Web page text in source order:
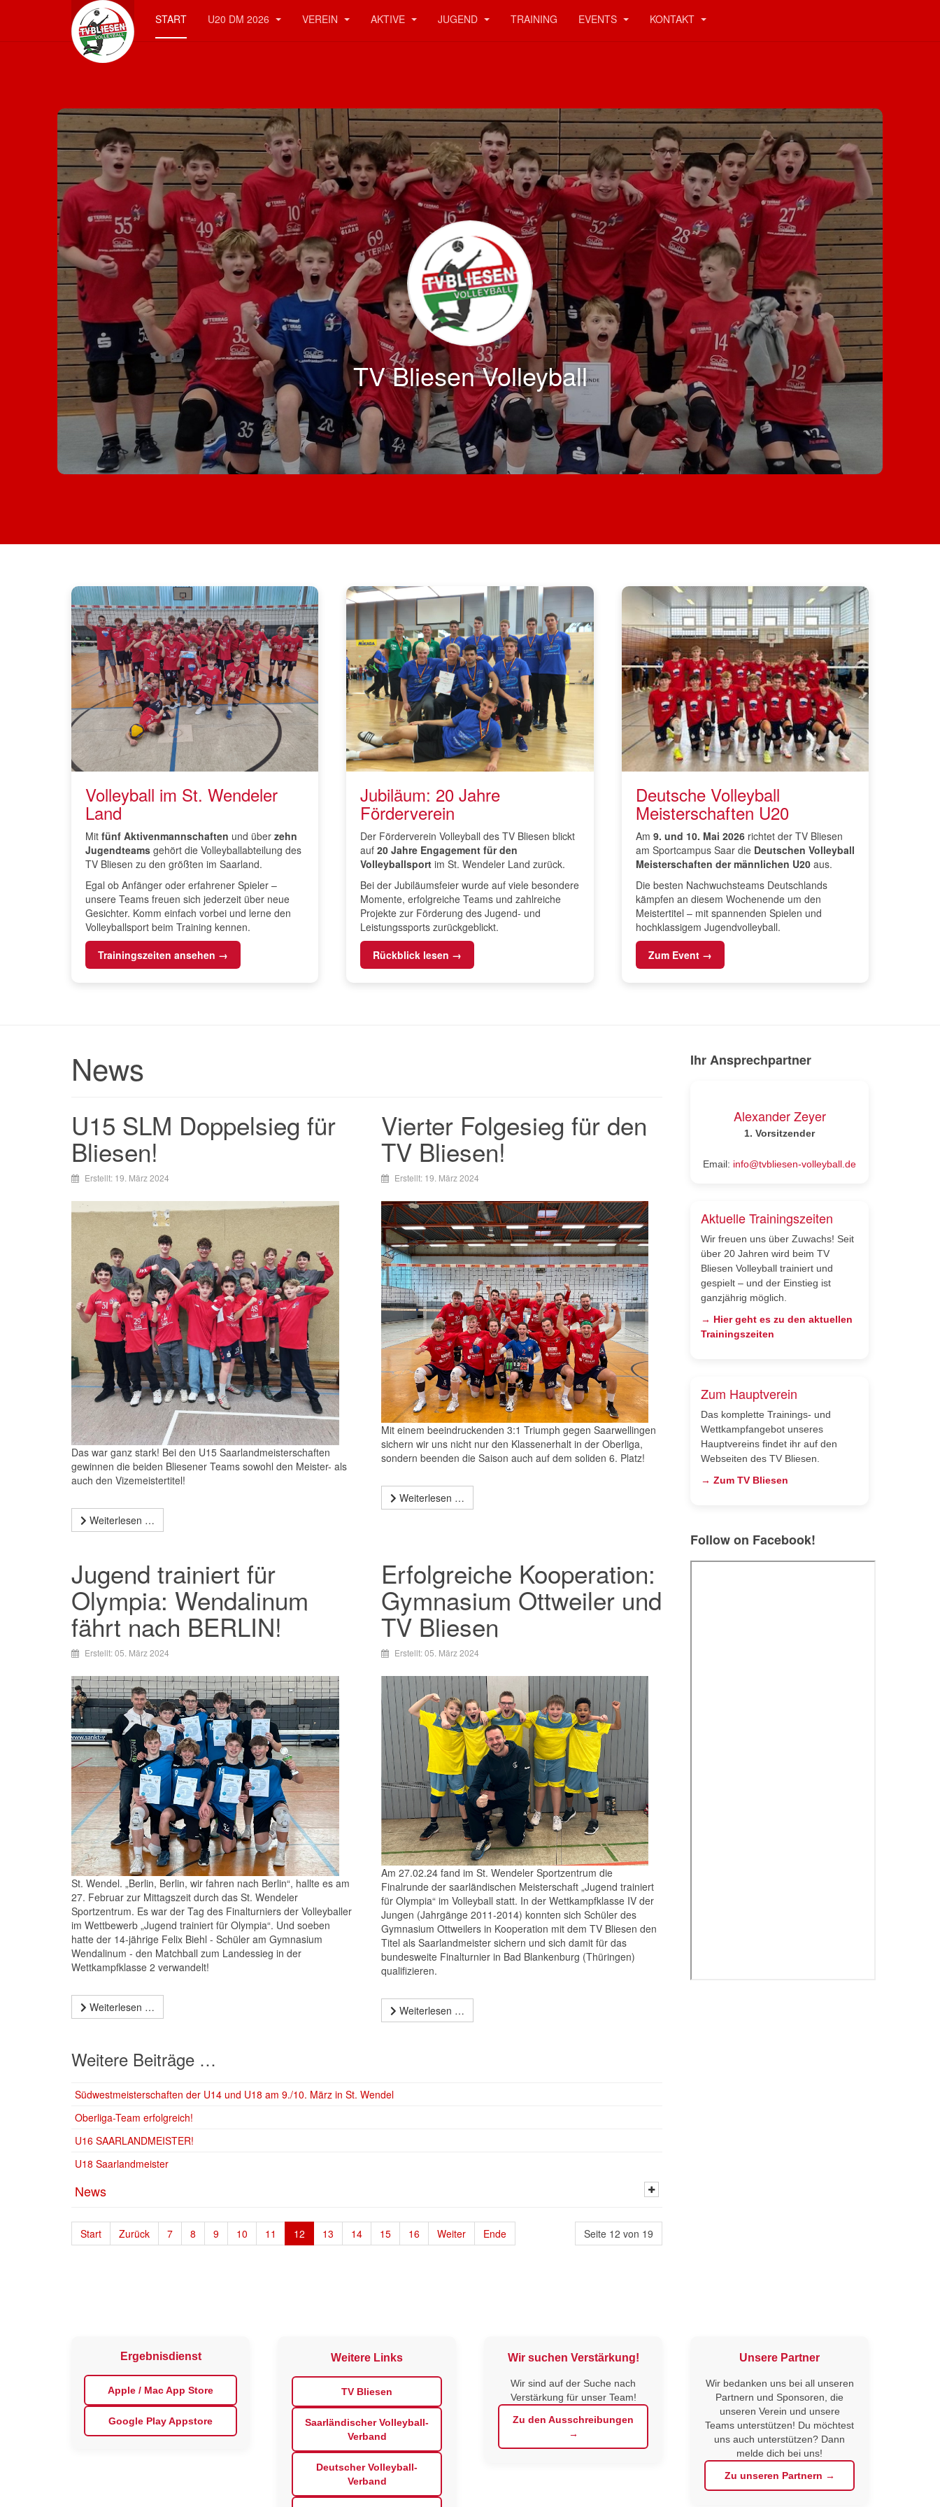
START U20 DM 2026 VEREIN AKTIVE JUGEND TRAINING EVENTS KONTAKT
TV Bliesen Volleyball
Volleyball im St. Wendeler
Land
Mit fünf Aktivenmannschaften und über zehn
Jugendteams gehört die Volleyballabteilung des
TV Bliesen zu den größten im Saarland.
Egal ob Anfänger oder erfahrener Spieler –
unsere Teams freuen sich jederzeit über neue
Gesichter. Komm einfach vorbei und lerne den
Volleyballsport beim Training kennen.
Trainingszeiten ansehen →
Jubiläum: 20 Jahre
Förderverein
Der Förderverein Volleyball des TV Bliesen blickt
auf20 Jahre Engagement für den
Volleyballsport im St. Wendeler Land zurück.
Bei der Jubiläumsfeier wurde auf viele besondere
Momente, erfolgreiche Teams und zahlreiche
Projekte zur Förderung des Jugend- und
Leistungssports zurückgeblickt.
Rückblick lesen →
Deutsche Volleyball
Meisterschaften U20
Am 9. und 10. Mai 2026richtet der TV Bliesen
am Sportcampus Saar die Deutschen Volleyball
Meisterschaften der männlichen U20aus.
Die besten Nachwuchsteams Deutschlands
kämpfen an diesem Wochenende um den
Meistertitel – mit spannenden Spielen und
hochklassigem Jugendvolleyball.
Zum Event →
News
U15 SLM Doppelsieg für
Bliesen!
Erstellt: 19. März 2024
Das war ganz stark! Bei den U15 Saarlandmeisterschaften
gewinnen die beiden Bliesener Teams sowohl den Meister- als
auch den Vizemeistertitel!
Weiterlesen …
Vierter Folgesieg für den
TV Bliesen!
Erstellt: 19. März 2024
Mit einem beeindruckenden 3:1 Triumph gegen Saarwellingen
sichern wir uns nicht nur den Klassenerhalt in der Oberliga,
sondern beenden die Saison auch auf dem soliden 6. Platz!
Weiterlesen …
Jugend trainiert für
Olympia: Wendalinum
fährt nach BERLIN!
Erstellt: 05. März 2024
St. Wendel. „Berlin, Berlin, wir fahren nach Berlin“, hallte es am
27. Februar zur Mittagszeit durch das St. Wendeler
Sportzentrum. Es war der Tag des Finalturniers der Volleyballer
im Wettbewerb „Jugend trainiert für Olympia“. Und soeben
hatte der 14-jährige Felix Biehl - Schüler am Gymnasium
Wendalinum - den Matchball zum Landessieg in der
Wettkampfklasse 2 verwandelt!
Weiterlesen …
Erfolgreiche Kooperation:
Gymnasium Ottweiler und
TV Bliesen
Erstellt: 05. März 2024
Am 27.02.24 fand im St. Wendeler Sportzentrum die
Finalrunde der saarländischen Meisterschaft „Jugend trainiert
für Olympia“ im Volleyball statt. In der Wettkampfklasse IV der
Jungen (Jahrgänge 2011-2014) konnten sich Schüler des
Gymnasium Ottweilers in Kooperation mit dem TV Bliesen den
Titel als Saarlandmeister sichern und sich damit für das
bundesweite Finalturnier in Bad Blankenburg (Thüringen)
qualifizieren.
Weiterlesen …
Weitere Beiträge …
Südwestmeisterschaften der U14 und U18 am 9./10. März in St. Wendel
Oberliga-Team erfolgreich!
U16 SAARLANDMEISTER!
U18 Saarlandmeister
News
Seite 12 von 19
Start Zurück 7 8 9 10 11 12 13 14 15 16 Weiter Ende
Ihr Ansprechpartner
Alexander Zeyer
1. Vorsitzender
Email: info@tvbliesen-volleyball.de
Aktuelle Trainingszeiten
Wir freuen uns über Zuwachs! Seit
über 20 Jahren wird beim TV
Bliesen Volleyball trainiert und
gespielt – und der Einstieg ist
ganzjährig möglich.
→ Hier geht es zu den aktuellen
Trainingszeiten
Zum Hauptverein
Das komplette Trainings- und
Wettkampfangebot unseres
Hauptvereins findet ihr auf den
Webseiten des TV Bliesen.
→ Zum TV Bliesen
Follow on Facebook!
Ergebnisdienst
Apple / Mac App Store
Google Play Appstore
Weitere Links
TV Bliesen
Saarländischer Volleyball-
Verband
Deutscher Volleyball-
Verband
Wir suchen Verstärkung!
Wir sind auf der Suche nach
Verstärkung für unser Team!
Zu den Ausschreibungen
→
Unsere Partner
Wir bedanken uns bei all unseren
Partnern und Sponsoren, die
unseren Verein und unsere
Teams unterstützen! Du möchtest
uns auch unterstützen? Dann
melde dich bei uns!
Zu unseren Partnern →